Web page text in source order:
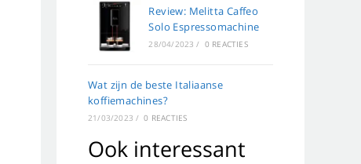
Review: Melitta Caffeo
Solo Espressomachine
28/04/2023 / 0 REACTIES
Wat zijn de beste Italiaanse
koffiemachines?
21/03/2023 / 0 REACTIES
Ook interessant